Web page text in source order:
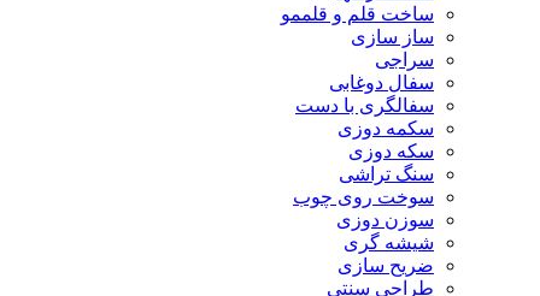
ساخت قلم و قلممو
ساز سازی
سراجی
سفال دوغابی
سفالگری با دست
سکمه دوزی
سکه دوزی
سنگ تراشی
سوخت روی چوب
سوزن دوزی
شیشه گری
ضریح سازی
طراحی سنتی